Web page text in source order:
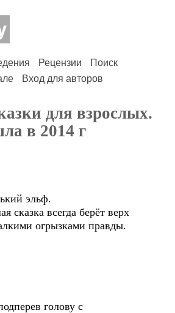
Рецензии
Поиск
Вход для авторов
для взрослых.
в 2014 г
эльф.
всегда берёт верх
огрызками правды.
голову с